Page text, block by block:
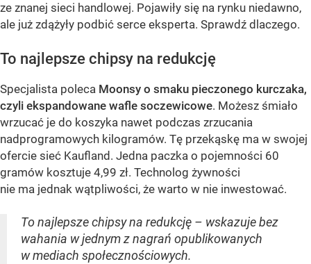
ze znanej sieci handlowej. Pojawiły się na rynku niedawno,
ale już zdążyły podbić serce eksperta. Sprawdź dlaczego.
To najlepsze chipsy na redukcję
Specjalista poleca Moonsy o smaku pieczonego kurczaka,
czyli ekspandowane wafle soczewicowe. Możesz śmiało
wrzucać je do koszyka nawet podczas zrzucania
nadprogramowych kilogramów. Tę przekąskę ma w swojej
ofercie sieć Kaufland. Jedna paczka o pojemności 60
gramów kosztuje 4,99 zł. Technolog żywności
nie ma jednak wątpliwości, że warto w nie inwestować.
To najlepsze chipsy na redukcję – wskazuje bez
wahania w jednym z nagrań opublikowanych
w mediach społecznościowych.